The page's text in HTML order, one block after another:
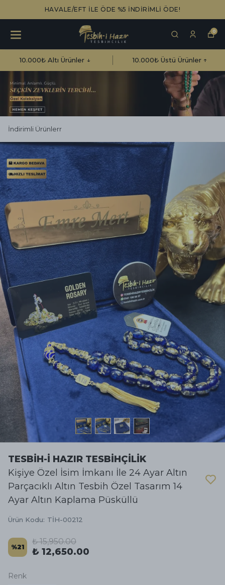
HAVALE/EFT İLE ÖDE %5 İNDİRİMLİ ÖDE!
0
10.000₺ Altı Ürünler ↓ 10.000₺ Üstü Ürünler ↑
İndirimli Ürünlerr
TESBİH-İ HAZIR TESBİHÇİLİK
Kişiye Özel İsim İmkanı İle 24 Ayar Altın
Parçacıklı Altın Tesbih Özel Tasarım 14
Ayar Altın Kaplama Püsküllü
Ürün Kodu: TİH-00212
%21
₺ 15,950.00
₺ 12,650.00
Renk